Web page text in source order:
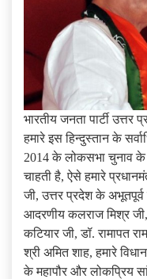
भारतीय जनता पार्टी उत्तर
हमारे इस हिन्दुस्तान के
2014 के लोकसभा चुनाव के
चाहती है, ऐसे हमारे
जी, उत्तर प्रदेश के
आदरणीय कलराज मिश्र
कटियार जी, डॉ. रामापत
श्री अमित शाह, हमारे
के महापौर और लोकप्रिय